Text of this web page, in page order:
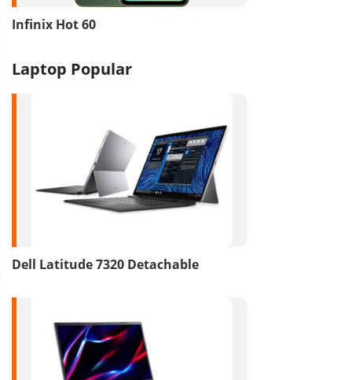
Infinix Hot 60
Laptop Popular
Dell Latitude 7320 Detachable